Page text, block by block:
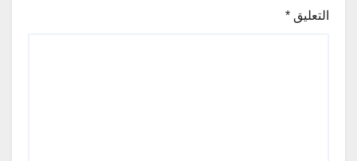
التعليق *